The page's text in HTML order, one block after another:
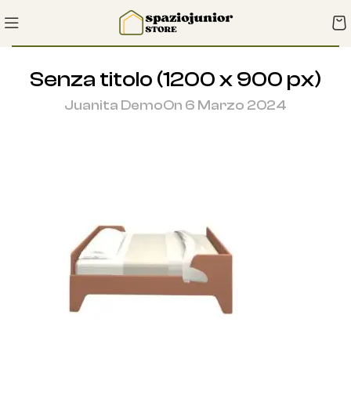
Senza titolo (1200 x 900 px)
Juanita DemoOn 6 Marzo 2024